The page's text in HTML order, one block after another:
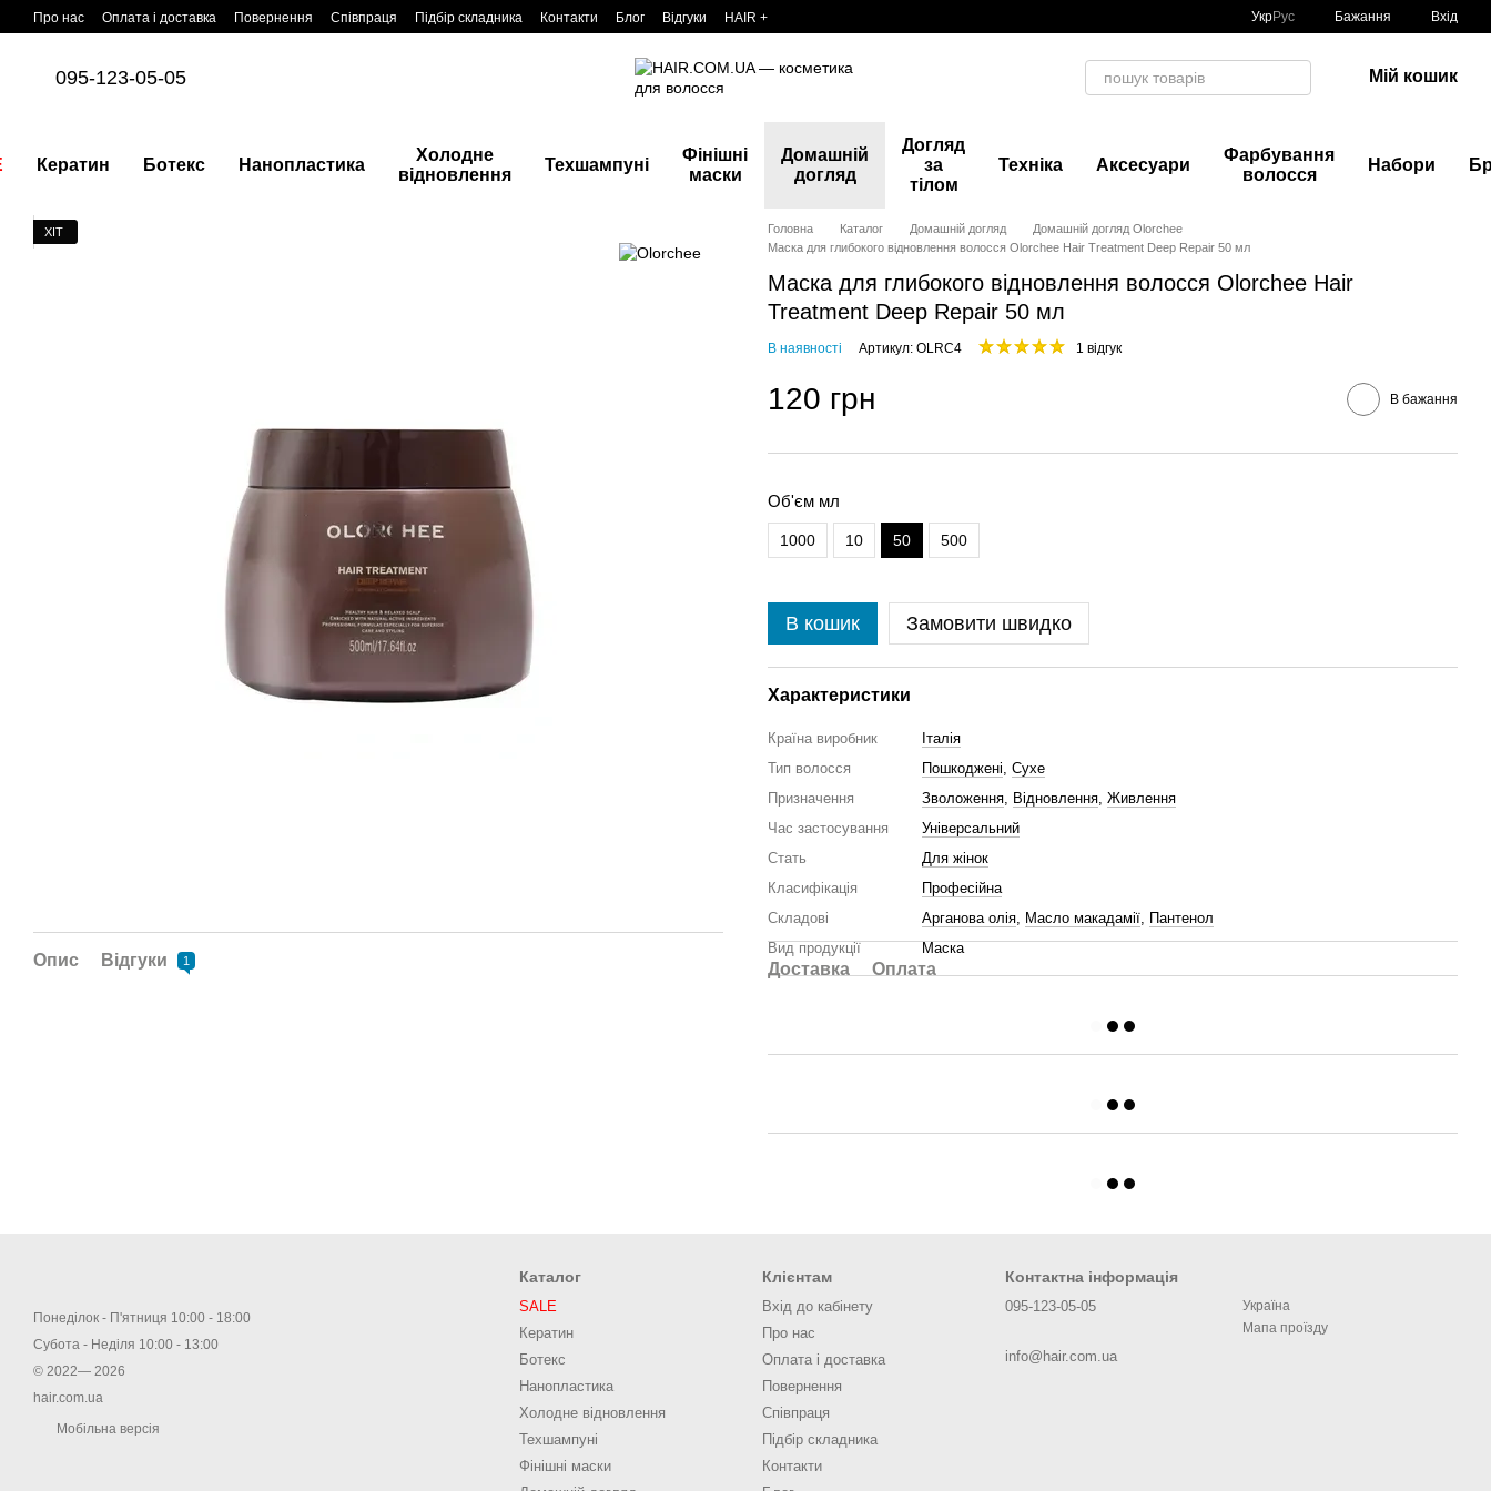
Перейти до основного контенту
Про нас Оплата і доставка Повернення Співпраця Підбір складника Контакти Блог Відгуки HAIR + УкрРус Бажання Вхід
095-123-05-05 Мій кошик
Кератин Ботекс Нанопластика
Холодне
відновлення
Техшампуні
Фінішні
маски
Домашній
догляд
Догляд
за
тілом
Техніка Аксесуари
Фарбування
волосся
Набори
ХІТ
Опис Відгуки 1
Головна Каталог Домашній догляд
Домашній догляд Olorchee
Маска для глибокого відновлення волосся Olorchee Hair Treatment Deep Repair 50 мл
Маска для глибокого відновлення волосся Olorchee Hair
Treatment Deep Repair 50 мл
В наявності Артикул: OLRC4 1 відгук
120 грн В бажання
Об'єм мл
1000 10 50 500
В кошик Замовити швидко
Характеристики
Країна виробник
Італія
Тип волосся
Пошкоджені, Сухе
Призначення
Зволоження, Відновлення, Живлення
Час застосування
Універсальний
Стать
Для жінок
Класифікація
Професійна
Складові
Арганова олія, Масло макадамії, Пантенол
Вид продукції
Маска
Доставка Оплата
Понеділок - П'ятниця 10:00 - 18:00
Субота - Неділя 10:00 - 13:00
© 2022— 2026
hair.com.ua
Мобільна версія
Каталог
SALE
Кератин
Ботекс
Нанопластика
Холодне відновлення
Техшампуні
Фінішні маски
Клієнтам
Вхід до кабінету
Про нас
Оплата і доставка
Повернення
Співпраця
Підбір складника
Контакти
Контактна інформація
095-123-05-05
info@hair.com.ua
Україна
Мапа проїзду